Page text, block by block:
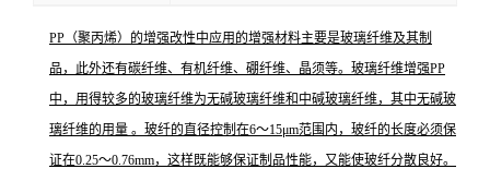
PP（聚丙烯）的增强改性中应用的增强材料主要是玻璃纤维及其制
品，此外还有碳纤维、有机纤维、硼纤维、晶须等。玻璃纤维增强PP
中，用得较多的玻璃纤维为无碱玻璃纤维和中碱玻璃纤维，其中无碱玻
璃纤维的用量 。玻纤的直径控制在6～15μm范围内，玻纤的长度必须保
证在0.25～0.76mm，这样既能够保证制品性能，又能使玻纤分散良好。